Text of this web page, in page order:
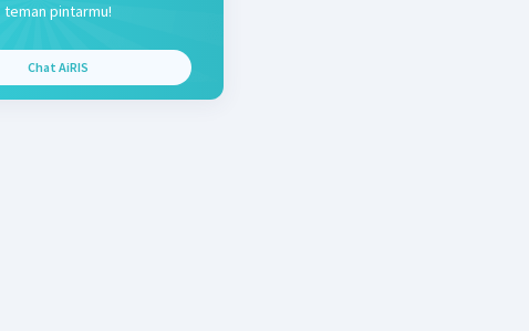
teman pintarmu!
Chat AiRIS